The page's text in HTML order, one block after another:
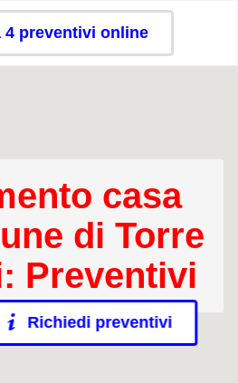
4 preventivi online
casa
di Torre
Preventivi
Richiedi preventivi